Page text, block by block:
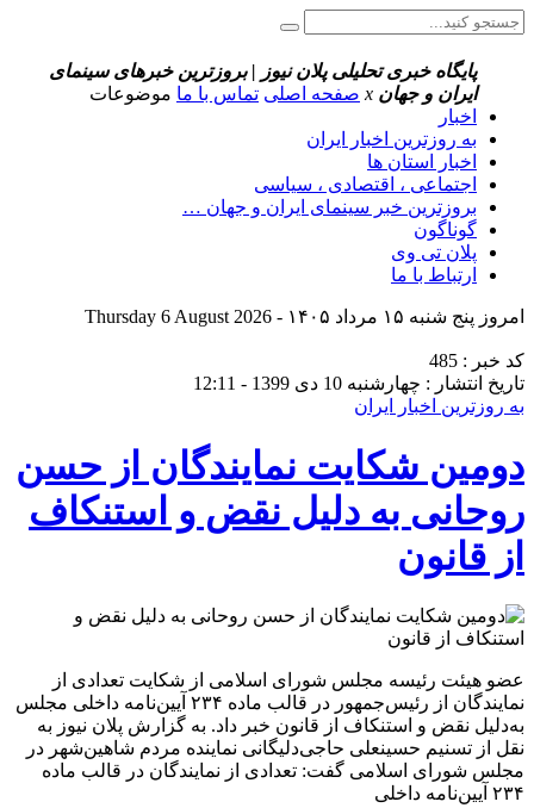
پایگاه خبری تحلیلی پلان نیوز | بروزترین خبرهای سینمای
ایران و جهان x صفحه اصلی تماس با ما موضوعات
اخبار
به روزترین اخبار ایران
اخبار استان ها
اجتماعی ، اقتصادی ، سیاسی
بروزترین خبر سینمای ایران و جهان …
گوناگون
پلان تی وی
ارتباط با ما
امروز پنج شنبه ۱۵ مرداد ۱۴۰۵ - Thursday 6 August 2026
کد خبر : 485
تاریخ انتشار : چهارشنبه 10 دی 1399 - 12:11
به روزترین اخبار ایران
دومین شکایت نمایندگان از حسن
روحانی به‌ دلیل نقض و استنکاف
از قانون
عضو هیئت رئیسه مجلس شورای اسلامی از شکایت تعدادی از
نمایندگان از رئیس‌جمهور در قالب ماده ۲۳۴ آیین‌نامه داخلی مجلس
به‌دلیل نقض و استنکاف از قانون خبر داد. به گزارش پلان نیوز به
نقل از تسنیم حسینعلی حاجی‌دلیگانی نماینده مردم شاهین‌شهر در
مجلس شورای اسلامی گفت: تعدادی از نمایندگان در قالب ماده
۲۳۴ آیین‌نامه داخلی